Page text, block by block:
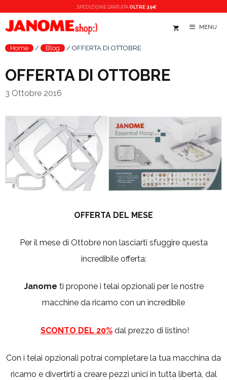
SPEDIZIONE GRATUITA OLTRE 39€
MENU
Home / Blog / OFFERTA DI OTTOBRE
OFFERTA DI OTTOBRE
3 Ottobre 2016
OFFERTA DEL MESE
Per il mese di Ottobre non lasciarti sfuggire questa
incredibile offerta:
Janome ti propone i telai opzionali per le nostre
macchine da ricamo con un incredibile
SCONTO DEL 20% dal prezzo di listino!
Con i telai opzionali potrai completare la tua macchina da
ricamo e divertirti a creare pezzi unici in tutta libertà, dal